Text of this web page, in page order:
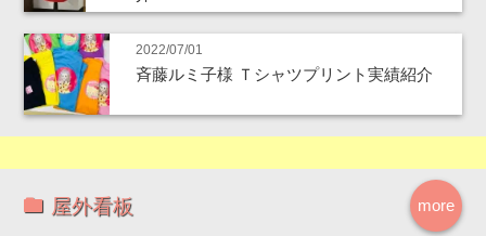
2022/07/01
斉藤ルミ子様 Ｔシャツプリント実績紹介
more
屋外看板